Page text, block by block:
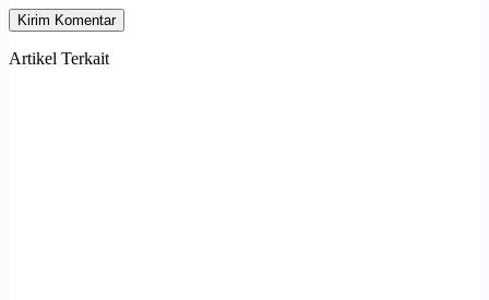
Kirim Komentar
Artikel Terkait